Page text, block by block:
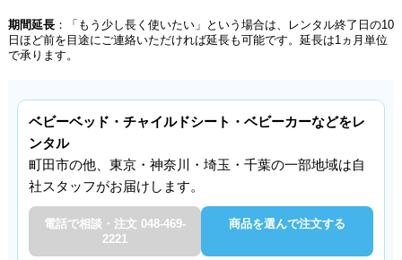
期間延長：「もう少し長く使いたい」という場合は、レンタル終了日の10
日ほど前を目途にご連絡いただければ延長も可能です。延長は1ヵ月単位
で承ります。
ベビーベッド・チャイルドシート・ベビーカーなどをレ
ンタル
町田市の他、東京・神奈川・埼玉・千葉の一部地域は自
社スタッフがお届けします。
電話で相談・注文 048-469-
2221
商品を選んで注文する